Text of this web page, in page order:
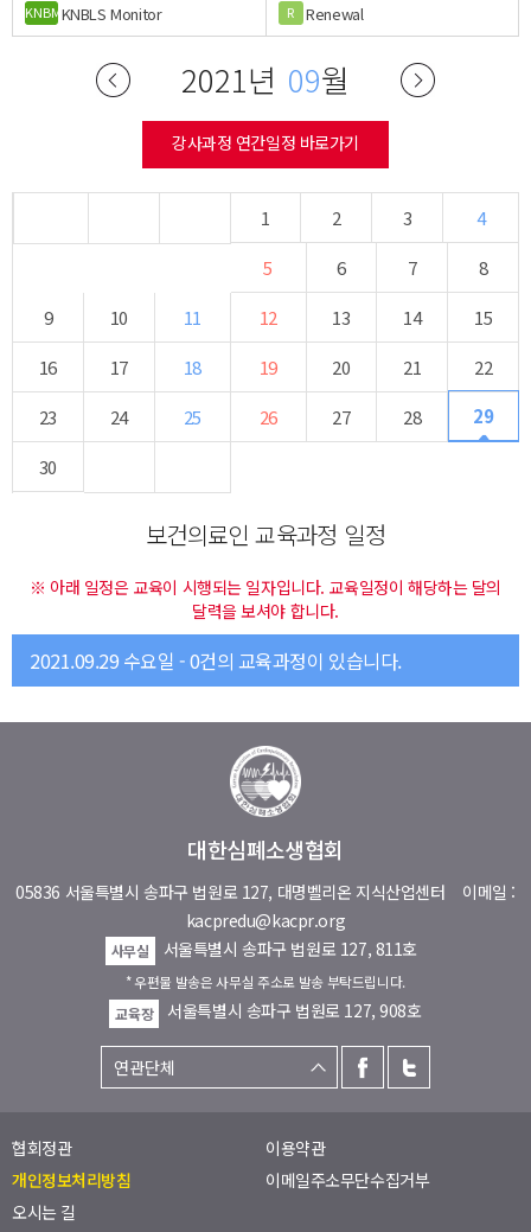
KNBMKNBLS Monitor R Renewal
2021년 09월
강사과정 연간일정 바로가기
1 2 3
4
5
6 7
8
9
10 11 12 13 14
15
16
17 18 19 20 21
22
23
24 25 26 27 28 29
30
보건의료인 교육과정 일정
※ 아래 일정은 교육이 시행되는 일자입니다. 교육일정이 해당하는 달의
달력을 보셔야 합니다.
2021.09.29 수요일 - 0건의 교육과정이 있습니다.
대한심폐소생협회
05836 서울특별시 송파구 법원로 127, 대명벨리온 지식산업센터 이메일 :
kacpredu@kacpr.org
사무실 서울특별시 송파구 법원로 127, 811호
* 우편물 발송은 사무실 주소로 발송 부탁드립니다.
교육장
서울특별시 송파구 법원로 127, 908호
협회정관
이용약관
개인정보처리방침
이메일주소무단수집거부
오시는 길